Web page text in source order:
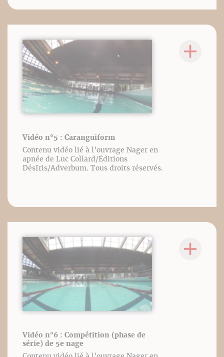
Vidéo n°5 : Caranguiform
Contenu vidéo lié à l’ouvrage Nager en
apnée de Luc Collard/Éditions
DésIris/Adverbum. Tous droits réservés.
Vidéo n°6 : Compétition (phase de
série) de 5e nage